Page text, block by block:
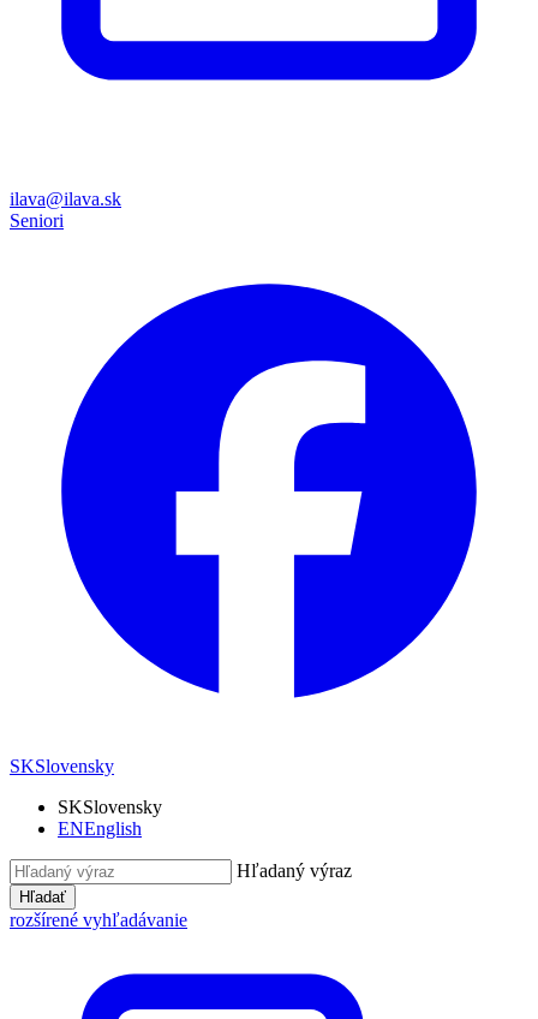
ilava@ilava.sk
Seniori
SKSlovensky
SKSlovensky
ENEnglish
Hľadaný výraz
Hľadať
rozšírené vyhľadávanie